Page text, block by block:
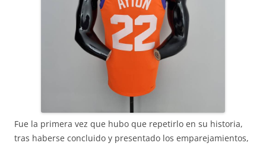
Fue la primera vez que hubo que repetirlo en su historia,
tras haberse concluido y presentado los emparejamientos,